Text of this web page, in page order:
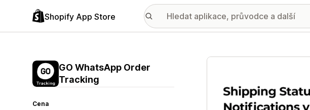
Shopify App Store
GO WhatsApp Order
Tracking
Cena
Galerie propagovaných